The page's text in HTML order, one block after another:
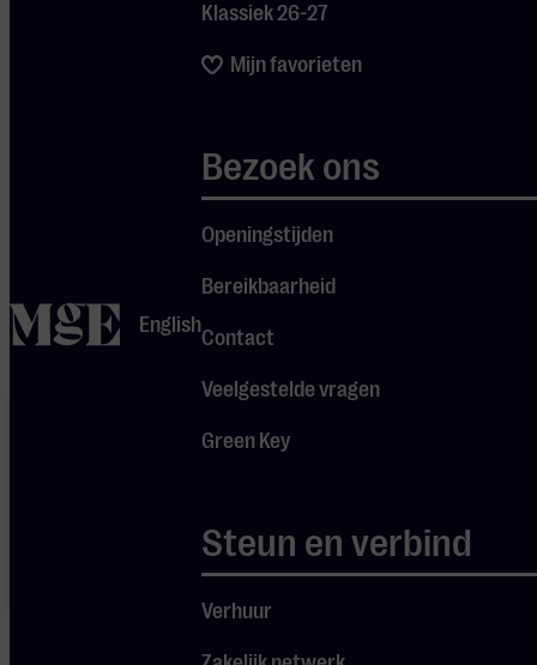
homeEnglish
Klassiek 26-27
Mijn favorieten
Bezoek ons
Openingstijden
Bereikbaarheid
Contact
Veelgestelde vragen
Green Key
Steun en verbind
Verhuur
Je cookie instellingen
blokkeren youtube.
aan om
gebruik te maken van
youtube.